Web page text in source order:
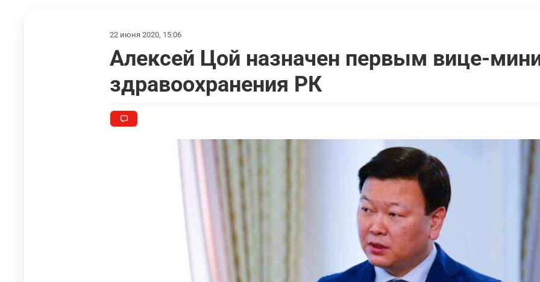
22 июня 2020, 15:06
Алексей Цой назначен первым вице-
здравоохранения РК